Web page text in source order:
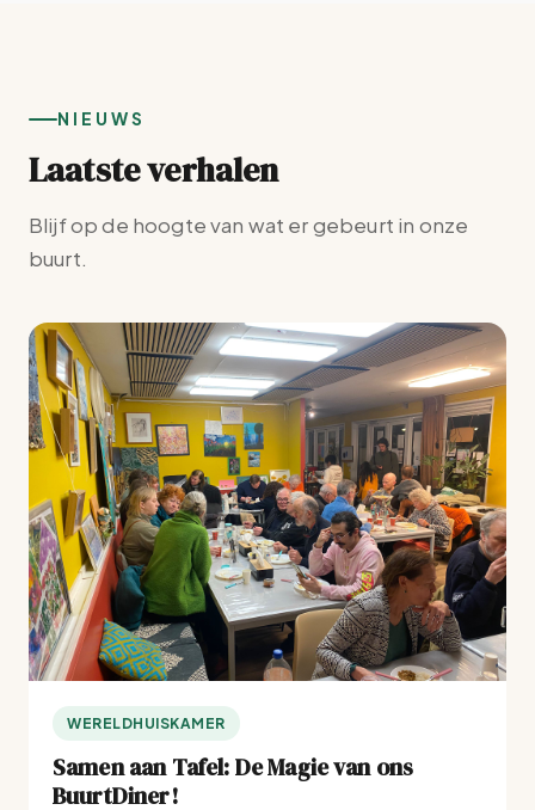
NIEUWS
Laatste verhalen
Blijf op de hoogte van wat er gebeurt in onze
buurt.
WERELDHUISKAMER
Samen aan Tafel: De Magie van ons
BuurtDiner!